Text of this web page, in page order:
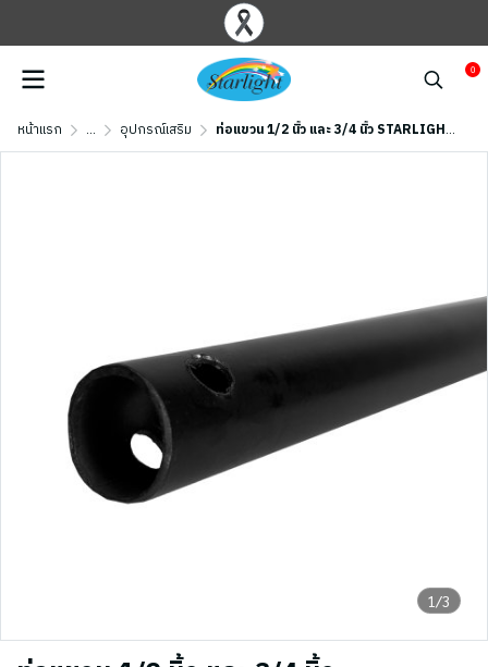
0
หน้าแรก ... อุปกรณ์เสริม ท่อแขวน 1/2 นิ้ว และ 3/4 นิ้ว STARLIGHT รุ่น DOWNROD-BK สีดำ
1/3